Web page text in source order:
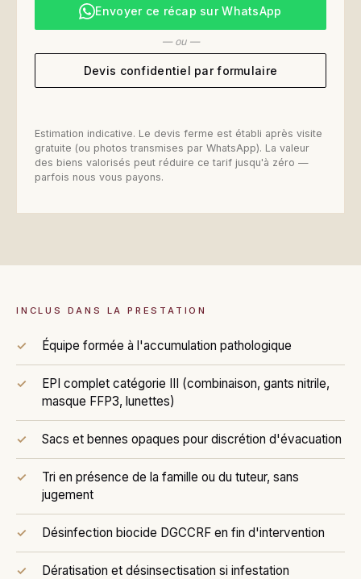
Envoyer ce récap sur WhatsApp
— ou —
Devis confidentiel par formulaire
Estimation indicative. Le devis ferme est établi après visite
gratuite (ou photos transmises par WhatsApp). La valeur
des biens valorisés peut réduire ce tarif jusqu'à zéro —
parfois nous vous payons.
INCLUS DANS LA PRESTATION
Équipe formée à l'accumulation pathologique
EPI complet catégorie III (combinaison, gants nitrile,
masque FFP3, lunettes)
Sacs et bennes opaques pour discrétion d'évacuation
Tri en présence de la famille ou du tuteur, sans
jugement
Désinfection biocide DGCCRF en fin d'intervention
Dératisation et désinsectisation si infestation